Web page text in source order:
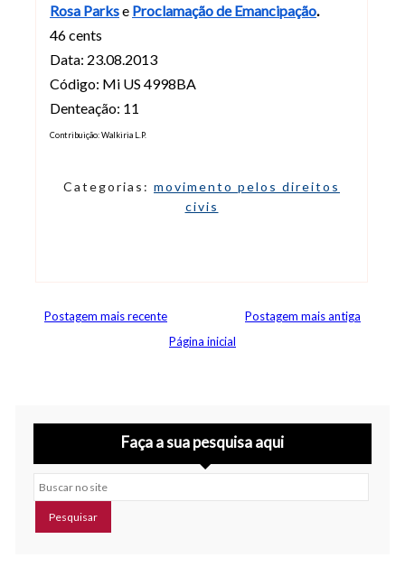
Rosa Parkse Proclamação de Emancipação.
46 cents
Data: 23.08.2013
Código: Mi US 4998BA
Denteação: 11
Contribuição: Walkiria L.P.
Categorias: movimento pelos direitos
civis
Postagem mais recente
Postagem mais antiga
Página inicial
Faça a sua pesquisa aqui
Buscar no site